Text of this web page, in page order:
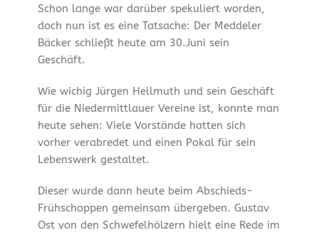
Schon lange war darüber spekuliert worden,
doch nun ist es eine Tatsache: Der Meddeler
Bäcker schließt heute am 30.Juni sein
Geschäft.
Wie wichig Jürgen Hellmuth und sein Geschäft
für die Niedermittlauer Vereine ist, konnte man
heute sehen: Viele Vorstände hatten sich
vorher verabredet und einen Pokal für sein
Lebenswerk gestaltet.
Dieser wurde dann heute beim Abschieds-
Frühschoppen gemeinsam übergeben. Gustav
Ost von den Schwefelhölzern hielt eine Rede im